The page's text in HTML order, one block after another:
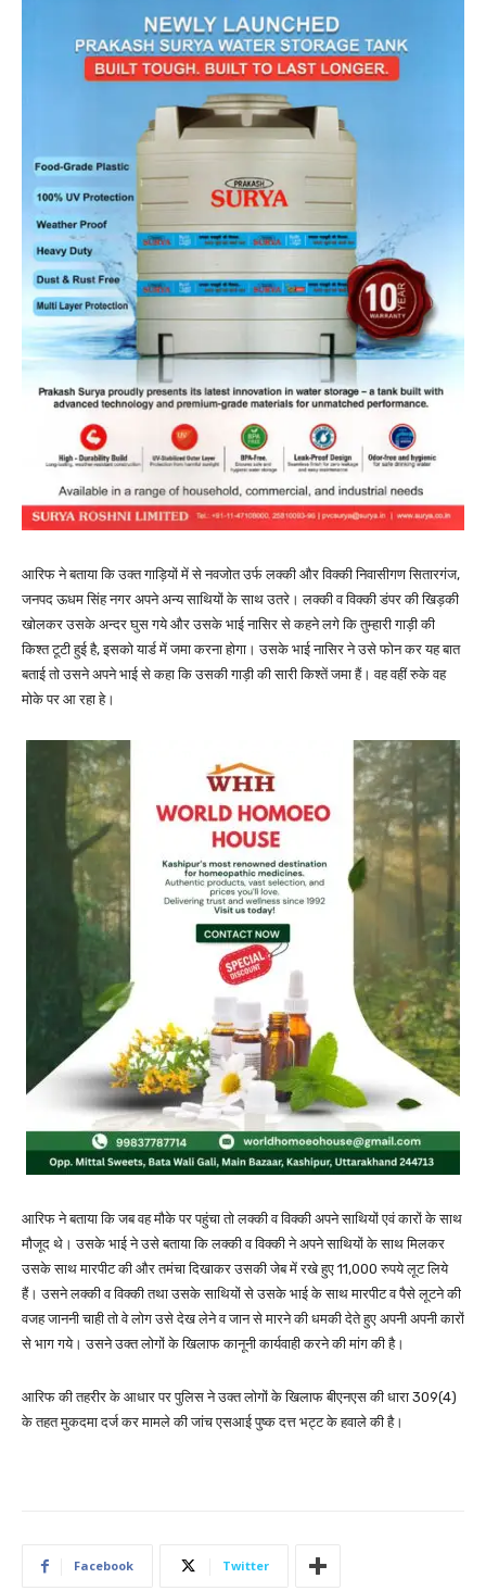
आरिफ ने बताया कि उक्त गाड़ियों में से नवजोत उर्फ लक्की और विक्की निवासीगण सितारगंज,
जनपद ऊधम सिंह नगर अपने अन्य साथियों के साथ उतरे। लक्की व विक्की डंपर की खिड़की
खोलकर उसके अन्दर घुस गये और उसके भाई नासिर से कहने लगे कि तुम्हारी गाड़ी की
किश्त टूटी हुई है, इसको यार्ड में जमा करना होगा। उसके भाई नासिर ने उसे फोन कर यह बात
बताई तो उसने अपने भाई से कहा कि उसकी गाड़ी की सारी किश्तें जमा हैं। वह वहीं रुके वह
मोके पर आ रहा हे।
आरिफ ने बताया कि जब वह मौके पर पहुंचा तो लक्की व विक्की अपने साथियों एवं कारों के साथ
मौजूद थे। उसके भाई ने उसे बताया कि लक्की व विक्की ने अपने साथियों के साथ मिलकर
उसके साथ मारपीट की और तमंचा दिखाकर उसकी जेब में रखे हुए 11,000 रुपये लूट लिये
हैं। उसने लक्की व विक्की तथा उसके साथियों से उसके भाई के साथ मारपीट व पैसे लूटने की
वजह जाननी चाही तो वे लोग उसे देख लेने व जान से मारने की धमकी देते हुए अपनी अपनी कारों
से भाग गये। उसने उक्त लोगों के खिलाफ कानूनी कार्यवाही करने की मांग की है।
आरिफ की तहरीर के आधार पर पुलिस ने उक्त लोगों के खिलाफ बीएनएस की धारा 309(4)
के तहत मुकदमा दर्ज कर मामले की जांच एसआई पुष्क दत्त भट्ट के हवाले की है।
Facebook Twitter